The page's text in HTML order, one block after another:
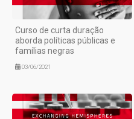
Curso de curta duração
aborda políticas públicas e
famílias negras
03/06/2021